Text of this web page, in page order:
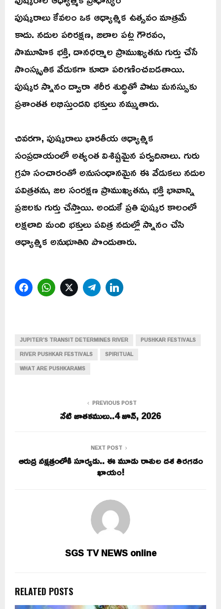
పుష్కరాలు కేవలం ఒక ఆధ్యాత్మిక ఉత్సవం మాత్రమే
కాదు. నదుల పరిరక్షణ, జలాల పట్ల గౌరవం,
సామూహిక భక్తి, దానధర్మాల ప్రాముఖ్యతను గుర్తు చేసే
సాంస్కృతిక వేడుకగా కూడా పరిగణించబడతాయి.
పుష్కర స్నానం ద్వారా శరీర శుద్ధితో పాటు మనస్సుకు
ప్రశాంతత లభిస్తుందని భక్తులు నమ్ముతారు.
చివరగా, పుష్కరాలు భారతీయ ఆధ్యాత్మిక
సంప్రదాయంలో అత్యంత విశిష్టమైన పర్వదినాలు. గురు
గ్రహ సంచారంతో అనుసంధానమైన ఈ వేడుకలు నదుల
పవిత్రతను, జల సంరక్షణ ప్రాముఖ్యతను, భక్తి భావాన్ని
ప్రజలకు గుర్తు చేస్తాయి. అందుకే ప్రతి పుష్కర కాలంలో
లక్షలాది మంది భక్తులు పవిత్ర నదుల్లో స్నానం చేసి
ఆధ్యాత్మిక అనుభూతిని పొందుతారు.
FacebookWhatsAppTwitterTelegram
JUPITER’S TRANSIT DETERMINES RIVER
PUSHKAR FESTIVALS
RIVER PUSHKAR FESTIVALS
SPIRITUAL
WHAT ARE PUSHKARAMS
PREVIOUS POST
నేటి జాతకములు..4 జూన్, 2026
NEXT POST
ఆరుద్ర నక్షత్రంలోకి సూర్యడు.. ఈ మూడు రాశుల దశ తిరగడం
ఖాయం!
SGS TV NEWS online
RELATED POSTS